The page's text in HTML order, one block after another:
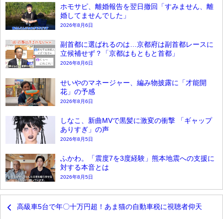
ホモサピ、離婚報告を翌日撤回「すみません、離
婚してませんでした」
2026年8月6日
副首都に選ばれるのは…京都府は副首都レースに
立候補せず？「京都はもともと首都」
2026年8月6日
せいやのマネージャー、編み物披露に「才能開
花」の予感
2026年8月6日
しなこ、新曲MVで黒髪に激変の衝撃 「ギャップ
ありすぎ」の声
2026年8月5日
ふかわ。「震度7を3度経験」熊本地震への支援に
対する本音とは
2026年8月5日
高級車5台で年〇十万円超！あま猫の自動車税に視聴者仰天